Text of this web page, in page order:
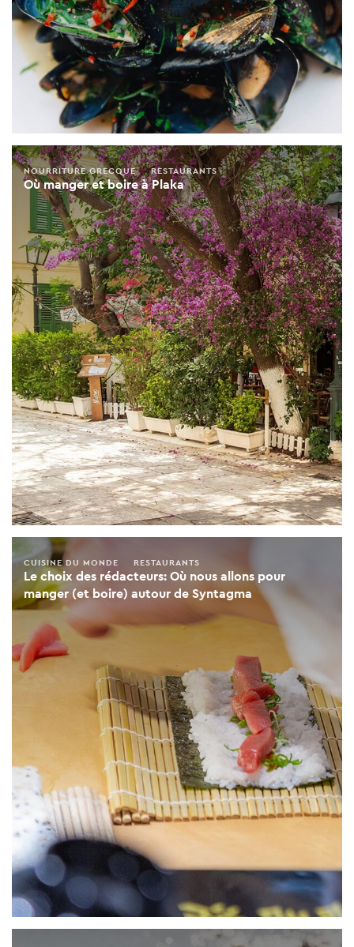
Où manger et boire à Plaka
NOURRITURE GRECQUE RESTAURANTS
Le choix des rédacteurs: Où nous allons pour
manger (et boire) autour de Syntagma
CUISINE DU MONDE RESTAURANTS